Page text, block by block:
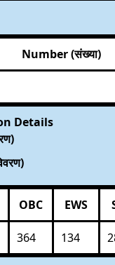
Number (संख्या)
Details
OBC EWS
364 134